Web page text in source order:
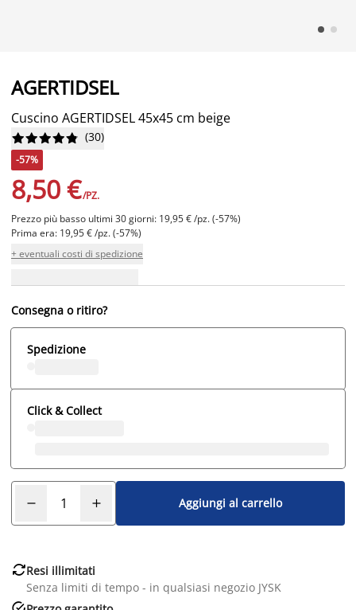
AGERTIDSEL
Cuscino AGERTIDSEL 45x45 cm beige





 (30)
-57%
8,50 €/PZ.
Prezzo più basso ultimi 30 giorni: 19,95 € /pz. (-57%)
Prima era: 19,95 € /pz. (-57%)
+ eventuali costi di spedizione
Consegna o ritiro?
Spedizione
Click & Collect
Aggiungi al carrello
Resi illimitati
Senza limiti di tempo - in qualsiasi negozio JYSK